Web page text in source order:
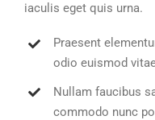
iaculis eget quis urna.
Praesent
odio euismod
Nullam faucibus
commodo nunc